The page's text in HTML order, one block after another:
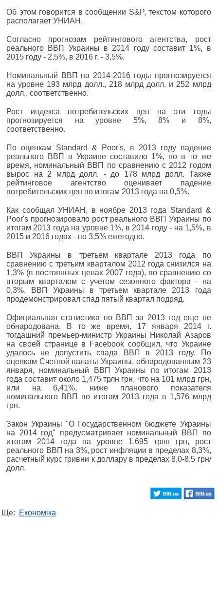
Об этом говорится в сообщении S&P, текстом которого
располагает УНИАН.
Согласно прогнозам рейтингового агентства, рост
реального ВВП Украины в 2014 году составит 1%, в
2015 году - 2,5%, в 2016 г. - 3,5%.
Номинальный ВВП на 2014-2016 годы прогнозируется
на уровне 193 млрд долл., 218 млрд долл. и 252 млрд
долл., соответственно.
Рост индекса потребительских цен на эти годы
прогнозируется на уровне 5%, 8% и 8%,
соответственно.
По оценкам Standard & Poor's, в 2013 году падение
реального ВВП в Украине составило 1%, но в то же
время, номинальный ВВП по сравнению с 2012 годом
вырос на 2 млрд долл. - до 178 млрд долл. Также
рейтинговое агентство оценивает падение
потребительских цен по итогам 2013 года на 0,5%.
Как сообщал УНИАН, в ноябре 2013 года Standard &
Poor's прогнозировало рост реального ВВП Украины по
итогам 2013 года на уровне 1%, в 2014 году - на 1,5%, в
2015 и 2016 годах - по 3,5% ежегодно.
ВВП Украины в третьем квартале 2013 года по
сравнению с третьим кварталом 2012 года снизился на
1,3% (в постоянных ценах 2007 года), по сравнению со
вторым кварталом с учетом сезонного фактора - на
0,3%. ВВП Украины в третьем квартале 2013 года
продемонстрировал спад пятый квартал подряд.
Официальная статистика по ВВП за 2013 год еще не
обнародована. В то же время, 17 января 2014 г.
тогдашний премьер-министр Украины Николай Азаров
на своей странице в Facebook сообщил, что Украине
удалось не допустить спада ВВП в 2013 году. По
оценкам Счетной палаты Украины, обнародованным 23
января, номинальный ВВП Украины по итогам 2013
года составит около 1,475 трлн грн, что на 101 млрд грн,
или на 6,41%, ниже планового показателя
номинального ВВП по итогам 2013 года в 1,576 млрд
грн.
Закон Украины "О Государственном бюджете Украины
на 2014 год" предусматривает номинальный ВВП по
итогам 2014 года на уровне 1,695 трлн грн, рост
реального ВВП на 3%, рост инфляции в пределах 8,3%,
расчетный курс гривни к доллару в пределах 8,0-8,5 грн/
долл.
Ще: Економіка